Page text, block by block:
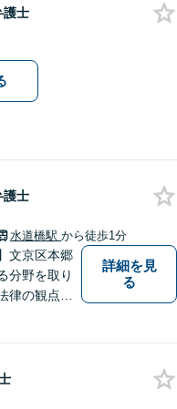
護士
護士
水道橋駅 から徒歩1分
文京区本郷
分野を取り
律の観点か
い【都内各
良好】
詳細を見
る